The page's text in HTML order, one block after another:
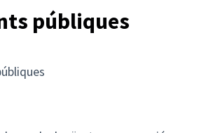
públiques